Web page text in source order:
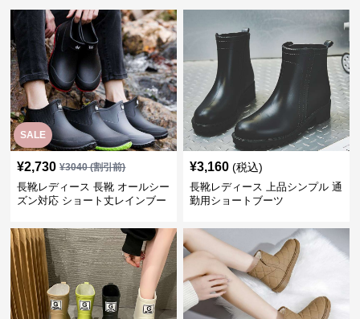
SALE
¥2,730 ¥3040(割引前)
長靴レディース 長靴 オールシー
ズン対応 ショート丈レインブー
¥3,160 (税込)
長靴レディース 上品シンプル 通
勤用ショートブーツ